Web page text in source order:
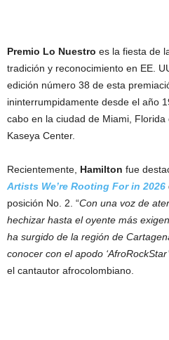
Premio Lo Nuestro es la fiesta de
tradición y reconocimiento en EE.
edición número 38 de esta
ininterrumpidamente desde el año
cabo en la ciudad de Miami,
Kaseya Center.
Recientemente, Hamilton fue
Artists We’re Rooting For in 2026
posición No. 2. “Con una voz de
hechizar hasta el oyente más
ha surgido de la región de
conocer con el apodo
el cantautor afrocolombiano.